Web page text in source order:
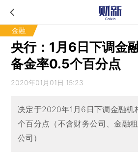
金融
央行：1月6日下调金
备金率0.5个百分点
2020年01月01日 15:23
决定于2020年1月6日下调金融机
个百分点（不含财务公司、金融
公司）